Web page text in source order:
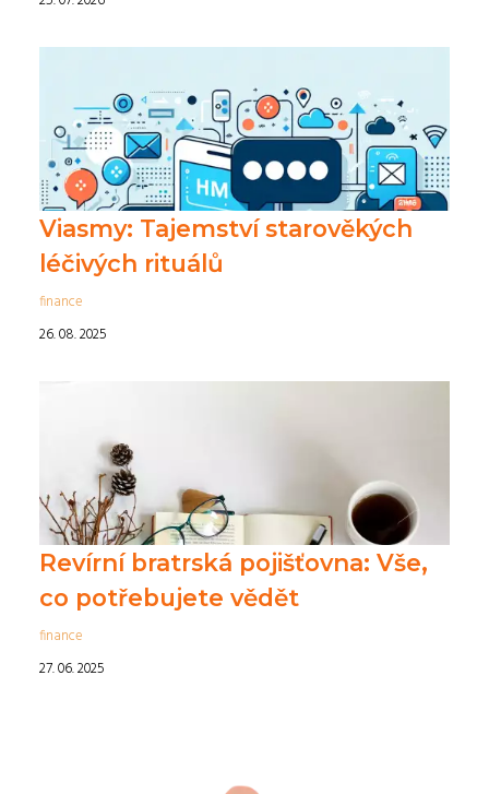
Viasmy: Tajemství starověkých
léčivých rituálů
finance
26. 08. 2025
Revírní bratrská pojišťovna: Vše,
co potřebujete vědět
finance
27. 06. 2025